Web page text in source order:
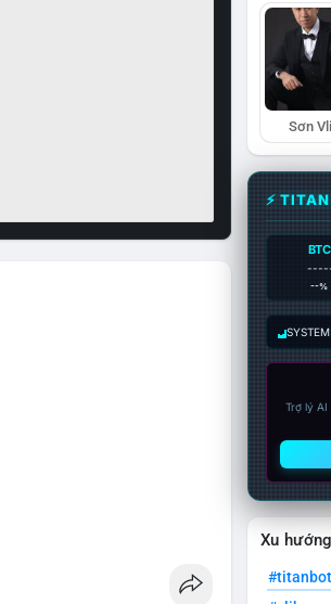
Sơn
⚡
BTC
--%
Trợ lý
Xu
#titanbot